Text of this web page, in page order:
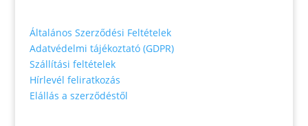
Általános Szerződési Feltételek
Adatvédelmi tájékoztató (GDPR)
Szállítási feltételek
Hírlevél feliratkozás
Elállás a szerződéstől